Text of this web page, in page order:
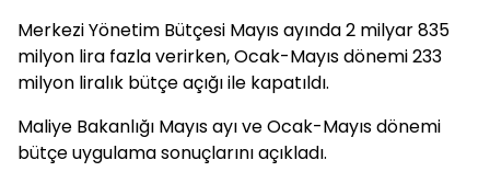
Merkezi Yönetim Bütçesi Mayıs ayında 2 milyar 835
milyon lira fazla verirken, Ocak-Mayıs dönemi 233
milyon liralık bütçe açığı ile kapatıldı.
Maliye Bakanlığı Mayıs ayı ve Ocak-Mayıs dönemi
bütçe uygulama sonuçlarını açıkladı.